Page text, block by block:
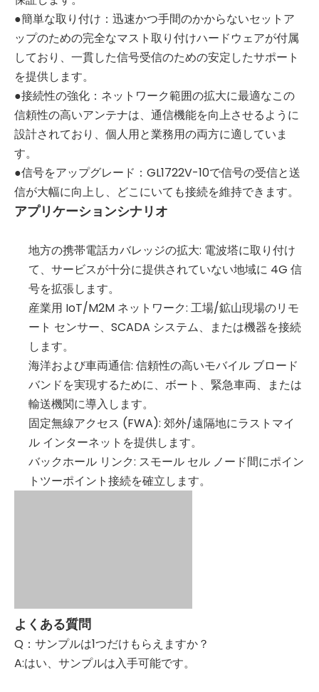
●簡単な取り付け：迅速かつ手間のかからないセットア
ップのための完全なマスト取り付けハードウェアが付属
しており、一貫した信号受信のための安定したサポート
を提供します。
●接続性の強化：ネットワーク範囲の拡大に最適なこの
信頼性の高いアンテナは、通信機能を向上させるように
設計されており、個人用と業務用の両方に適していま
す。
●信号をアップグレード：GL1722V-10で信号の受信と送
信が大幅に向上し、どこにいても接続を維持できます。
アプリケーションシナリオ
地方の携帯電話カバレッジの拡大: 電波塔に取り付け
て、サービスが十分に提供されていない地域に 4G 信
号を拡張します。
産業用 IoT/M2M ネットワーク: 工場/鉱山現場のリモ
ート センサー、SCADA システム、または機器を接続
します。
海洋および車両通信: 信頼性の高いモバイル ブロード
バンドを実現するために、ボート、緊急車両、または
輸送機関に導入します。
固定無線アクセス (FWA): 郊外/遠隔地にラストマイ
ル インターネットを提供します。
バックホール リンク: スモール セル ノード間にポイン
トツーポイント接続を確立します。
よくある質問
Q：サンプルは1つだけもらえますか？
A:はい、サンプルは入手可能です。